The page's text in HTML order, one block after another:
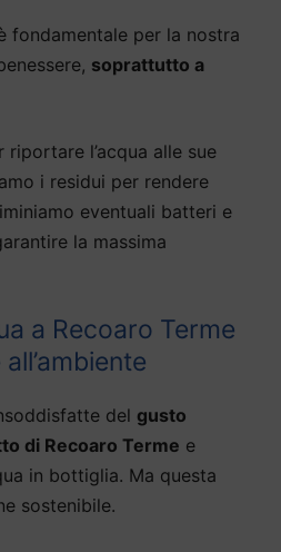
fondamentale per la nostra
soprattutto a
l’acqua alle sue
i residui per rendere
eventuali batteri e
la massima
a Recoaro Terme
del gusto
di Recoaro Terme e
in bottiglia. Ma questa
sostenibile.